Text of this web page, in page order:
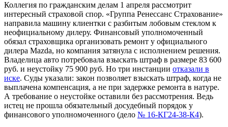
Коллегия по гражданским делам 1 апреля рассмотрит
интересный страховой спор. «Группа Ренессанс Страхование»
направила машину клиентки с разбитым лобовым стеклом к
неофициальному дилеру. Финансовый уполномоченный
обязал страховщика организовать ремонт у официального
дилера Mazda, но компания затянула с исполнением решения.
Владелица авто потребовала взыскать штраф в размере 83 600
руб. и неустойку 75 900 руб. Но три инстанции отказали в
иске. Суды указали: закон позволяет взыскать штраф, когда не
выплачена компенсация, а не при задержке ремонта в натуре.
А требование о неустойке оставили без рассмотрения. Ведь
истец не прошла обязательный досудебный порядок у
финансового уполномоченного (дело № 16-КГ24-38-К4).